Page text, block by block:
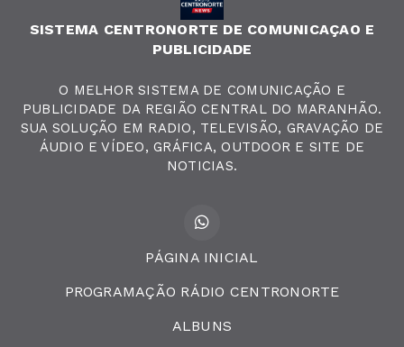
SISTEMA CENTRONORTE DE COMUNICAÇAO E
PUBLICIDADE
O MELHOR SISTEMA DE COMUNICAÇÃO E
PUBLICIDADE DA REGIÃO CENTRAL DO MARANHÃO.
SUA SOLUÇÃO EM RADIO, TELEVISÃO, GRAVAÇÃO DE
ÁUDIO E VÍDEO, GRÁFICA, OUTDOOR E SITE DE
NOTICIAS.
PÁGINA INICIAL
PROGRAMAÇÃO RÁDIO CENTRONORTE
ALBUNS